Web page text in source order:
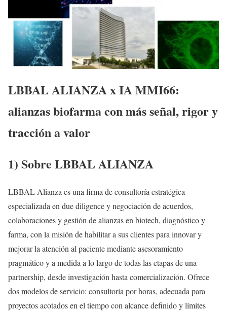
LBBAL ALIANZA x IA MMI66:
alianzas biofarma con más señal, rigor y
tracción a valor
1) Sobre LBBAL ALIANZA
LBBAL Alianza es una firma de consultoría estratégica
especializada en due diligence y negociación de acuerdos,
colaboraciones y gestión de alianzas en biotech, diagnóstico y
farma, con la misión de habilitar a sus clientes para innovar y
mejorar la atención al paciente mediante asesoramiento
pragmático y a medida a lo largo de todas las etapas de una
partnership, desde investigación hasta comercialización. Ofrece
dos modelos de servicio: consultoría por horas, adecuada para
proyectos acotados en el tiempo con alcance definido y límites